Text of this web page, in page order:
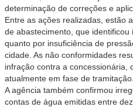
determinação de correções e
Entre as ações realizadas, estão
de abastecimento, que
quanto por insuficiência de
cidade. As não conformidades
infração contra a concessionária,
atualmente em fase de tramitação.
A agência também confirmou
contas de água emitidas entre